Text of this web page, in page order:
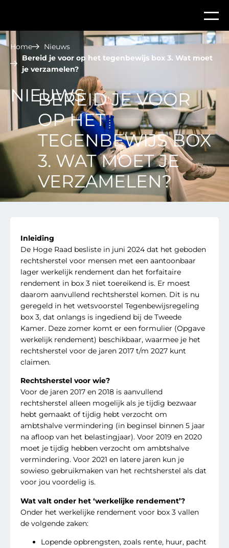
NIEUWS
BEREID JE VOOR
OP HET
TEGENBEWIJS BOX
3. WAT MOET JE
VERZAMELEN?
Home
Nieuws
Bereid je voor op het tegenbewijs box 3. Wat moet
je verzamelen?
Inleiding
De Hoge Raad besliste in juni 2024 dat het geboden
rechtsherstel voor mensen met een aantoonbaar
lager werkelijk rendement dan het forfaitaire
rendement in box 3 niet toereikend is. Er moest
daarom aanvullend rechtsherstel komen. Dit is nu
geregeld in het wetsvoorstel Tegenbewijsregeling
box 3, dat onlangs is ingediend bij de Tweede
Kamer. Deze zomer komt er een formulier (Opgave
werkelijk rendement) beschikbaar, waarmee je het
rechtsherstel voor de jaren 2017 t/m 2027 kunt
claimen.
Rechtsherstel voor wie?
Voor de jaren 2017 en 2018 is aanvullend
rechtsherstel alleen mogelijk als je tijdig bezwaar
hebt gemaakt of tijdig hebt verzocht om
ambtshalve vermindering (in beginsel binnen 5 jaar
na afloop van het belastingjaar). Voor 2019 en 2020
moet je tijdig hebben verzocht om ambtshalve
vermindering. Voor 2021 en latere jaren kun je
sowieso gebruikmaken van het rechtsherstel als dat
voor jou voordelig is.
Wat valt onder het ‘werkelijke rendement’?
Onder het werkelijke rendement voor box 3 vallen
de volgende zaken:
Lopende opbrengsten, zoals rente, huur, pacht